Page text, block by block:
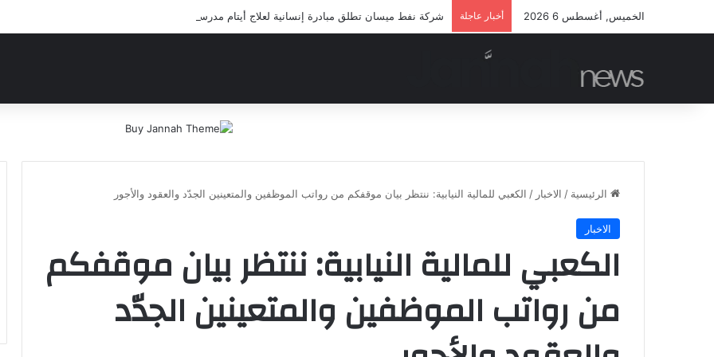
الخميس, أغسطس 6 2026 أخبار عاجلة شركة نفط ميسان تطلق مبادرة إنسانية لعلاج أيتام مدرسة كافل اليتيم
الرئيسية / الاخبار / الكعبي للمالية النيابية: ننتظر بيان موقفكم من رواتب الموظفين والمتعينين الجدّد والعقود والأجور
الاخبار
الكعبي للمالية النيابية: ننتظر بيان موقفكم
من رواتب الموظفين والمتعينين الجدّد